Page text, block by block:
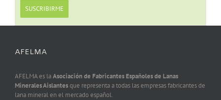
AFELMA
AFELMA es laAsociación de Fabricantes Españoles de Lanas
Minerales Aislantesque representa a todas las empresas fabricantes de
lana mineral en el mercado español.